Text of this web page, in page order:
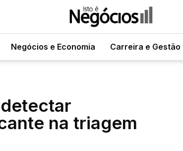
Negócios e Economia Carreira e Gestão
na triagem